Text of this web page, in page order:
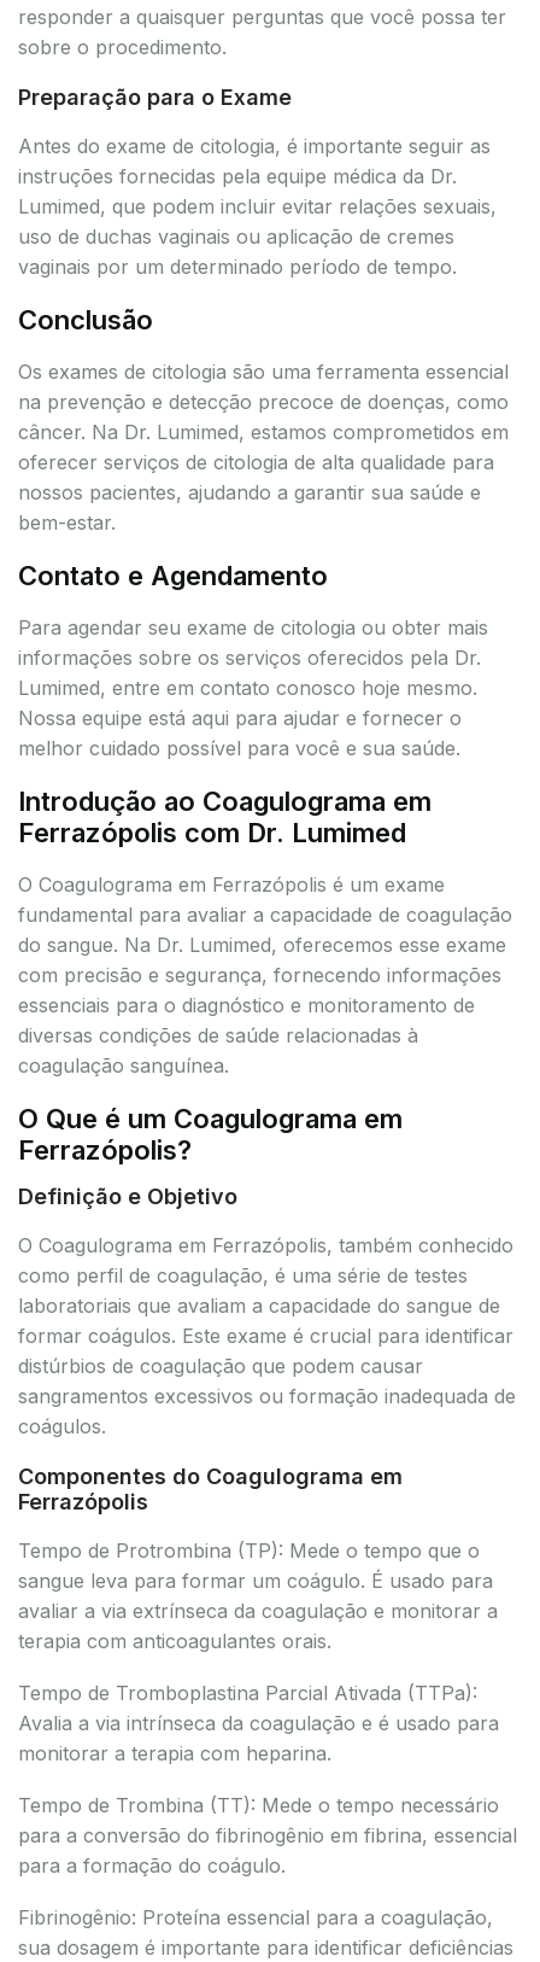
responder a quaisquer perguntas que você possa ter
sobre o procedimento.
Preparação para o Exame
Antes do exame de citologia, é importante seguir as
instruções fornecidas pela equipe médica da Dr.
Lumimed, que podem incluir evitar relações sexuais,
uso de duchas vaginais ou aplicação de cremes
vaginais por um determinado período de tempo.
Conclusão
Os exames de citologia são uma ferramenta essencial
na prevenção e detecção precoce de doenças, como
câncer. Na Dr. Lumimed, estamos comprometidos em
oferecer serviços de citologia de alta qualidade para
nossos pacientes, ajudando a garantir sua saúde e
bem-estar.
Contato e Agendamento
Para agendar seu exame de citologia ou obter mais
informações sobre os serviços oferecidos pela Dr.
Lumimed, entre em contato conosco hoje mesmo.
Nossa equipe está aqui para ajudar e fornecer o
melhor cuidado possível para você e sua saúde.
Introdução ao Coagulograma em
Ferrazópolis com Dr. Lumimed
O Coagulograma em Ferrazópolis é um exame
fundamental para avaliar a capacidade de coagulação
do sangue. Na Dr. Lumimed, oferecemos esse exame
com precisão e segurança, fornecendo informações
essenciais para o diagnóstico e monitoramento de
diversas condições de saúde relacionadas à
coagulação sanguínea.
O Que é um Coagulograma em
Ferrazópolis?
Definição e Objetivo
O Coagulograma em Ferrazópolis, também conhecido
como perfil de coagulação, é uma série de testes
laboratoriais que avaliam a capacidade do sangue de
formar coágulos. Este exame é crucial para identificar
distúrbios de coagulação que podem causar
sangramentos excessivos ou formação inadequada de
coágulos.
Componentes do Coagulograma em
Ferrazópolis
Tempo de Protrombina (TP): Mede o tempo que o
sangue leva para formar um coágulo. É usado para
avaliar a via extrínseca da coagulação e monitorar a
terapia com anticoagulantes orais.
Tempo de Tromboplastina Parcial Ativada (TTPa):
Avalia a via intrínseca da coagulação e é usado para
monitorar a terapia com heparina.
Tempo de Trombina (TT): Mede o tempo necessário
para a conversão do fibrinogênio em fibrina, essencial
para a formação do coágulo.
Fibrinogênio: Proteína essencial para a coagulação,
sua dosagem é importante para identificar deficiências